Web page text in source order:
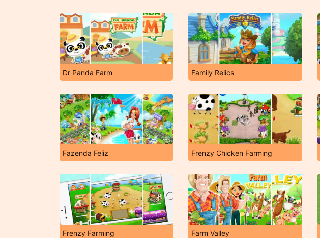
Dr Panda Farm Family Relics
Fazenda Feliz Frenzy Chicken Farming
Frenzy Farming Farm Valley